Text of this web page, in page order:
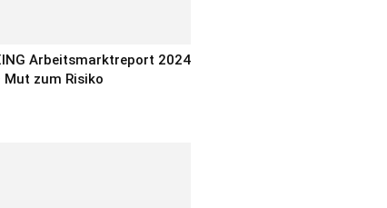
Arbeitsmarktreport 2024
Mut zum Risiko